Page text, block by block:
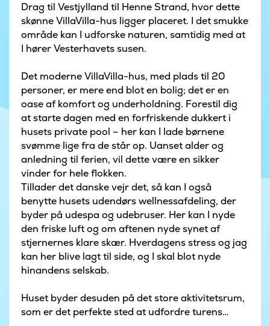
Drag til Vestjylland til Henne Strand, hvor dette
skønne VillaVilla-hus ligger placeret. I det smukke
område kan I udforske naturen, samtidig med at
I hører Vesterhavets susen.
Det moderne VillaVilla-hus, med plads til 20
personer, er mere end blot en bolig; det er en
oase af komfort og underholdning. Forestil dig
at starte dagen med en forfriskende dukkert i
husets private pool – her kan I lade børnene
svømme lige fra de står op. Uanset alder og
anledning til ferien, vil dette være en sikker
vinder for hele flokken.
Tillader det danske vejr det, så kan I også
benytte husets udendørs wellnessafdeling, der
byder på udespa og udebruser. Her kan I nyde
den friske luft og om aftenen nyde synet af
stjernernes klare skær. Hverdagens stress og jag
kan her blive lagt til side, og I skal blot nyde
hinandens selskab.
Huset byder desuden på det store aktivitetsrum,
som er det perfekte sted at udfordre turens